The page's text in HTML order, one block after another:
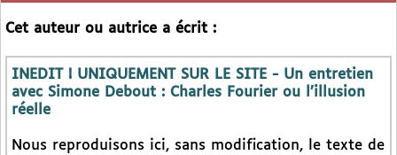
Cet auteur ou autrice a écrit :
INEDIT ! UNIQUEMENT SUR LE SITE - Un entretien
avec Simone Debout : Charles Fourier ou l’illusion
réelle
Nous reproduisons ici, sans modification, le texte de